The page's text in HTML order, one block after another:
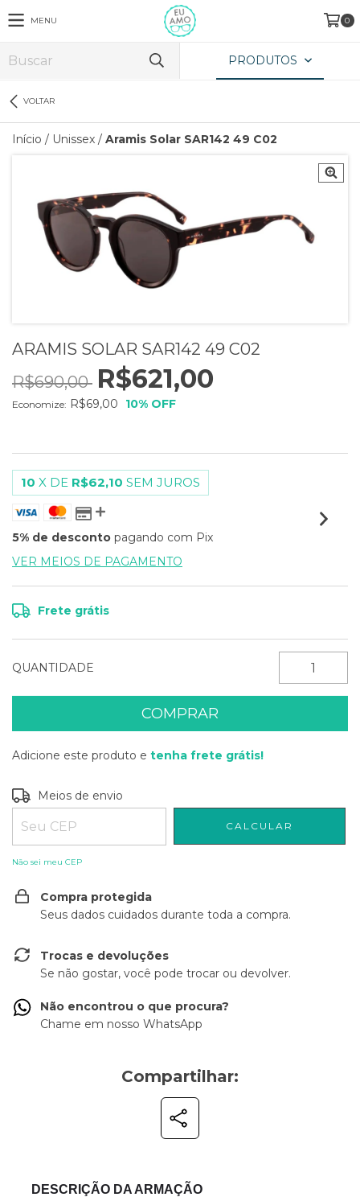
MENU 0
PRODUTOS
VOLTAR
Início / Unissex / Aramis Solar SAR142 49 C02
ARAMIS SOLAR SAR142 49 C02
R$690,00 R$621,00
Economize: R$69,00 10% OFF
10 X DE R$62,10 SEM JUROS
5% de desconto pagando com Pix
VER MEIOS DE PAGAMENTO
Frete grátis
QUANTIDADE
Adicione este produto e tenha frete grátis!
Entregas para o CEP:
Meios de envio
CALCULAR
Não sei meu CEP
Compra protegida
Seus dados cuidados durante toda a compra.
Trocas e devoluções
Se não gostar, você pode trocar ou devolver.
Não encontrou o que procura?
Chame em nosso WhatsApp
Compartilhar:
DESCRIÇÃO DA ARMAÇÃO